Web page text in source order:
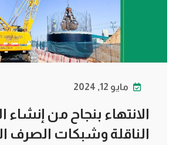
مايو 12, 2024
الانتهاء بنجاح من
الناقلة وشبكات الصرف